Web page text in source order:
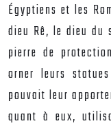
Égyptiens et les
dieu Rê, le dieu du
pierre de
orner leurs
pouvait leur
quant à eux,